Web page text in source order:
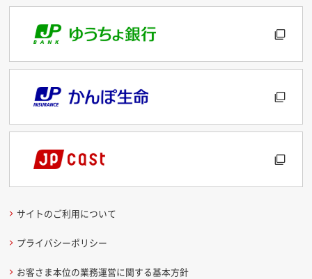
サイトのご利用について
プライバシーポリシー
お客さま本位の業務運営に関する基本方針